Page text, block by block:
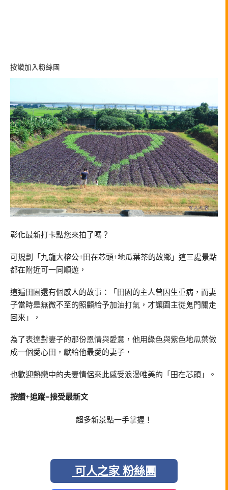
按讚加入粉絲團
彰化最新打卡點您來拍了嗎？
可規劃「九龍大榕公+田在芯頭+地瓜葉茶的故鄉」這三處景點
都在附近可一同順遊，
這遍田園還有個感人的故事：「田園的主人曾因生重病，而妻
子當時是無微不至的照顧給予加油打氣，才讓園主從鬼門關走
回來」，
為了表達對妻子的那份恩情與愛意，他用綠色與紫色地瓜葉做
成一個愛心田，獻給他最愛的妻子，
也歡迎熱戀中的夫妻情侶來此感受浪漫唯美的「田在芯頭」。
按讚+追蹤=接受最新文
超多新景點一手掌握！
可人之家 粉絲團